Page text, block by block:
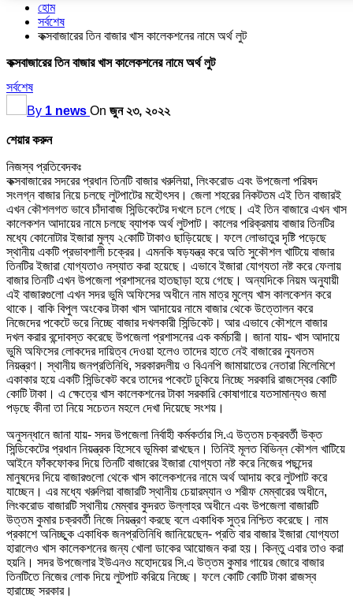
হোম
সর্বশেষ
কক্সবাজারের তিন বাজার খাস কালেকশনের নামে অর্থ লুট
কক্সবাজারের তিন বাজার খাস কালেকশনের নামে অর্থ লুট
সর্বশেষ
By 1 news On জুন ২৩, ২০২২
শেয়ার করুন
নিজস্ব প্রতিবেদকঃ
কক্সবাজারের সদরের প্রধান তিনটি বাজার খরুলিয়া, লিংকরোড এবং উপজেলা পরিষদ
সংলগ্ন বাজার নিয়ে চলছে লুটপাটের মহৌৎসব। জেলা শহরের নিকটতম এই তিন বাজারই
এখন কৌশলগত ভাবে চাঁদাবাজ সিন্ডিকেটের দখলে চলে গেছে। এই তিন বাজারে এখন খাস
কালেকশন আদায়ের নামে চলছে ব্যাপক অর্থ লুটপাট। কালের পরিক্রমায় বাজার তিনটির
মধ্যে কোনোটার ইজারা ‍মুল্য ২কোটি টাকাও ছাড়িয়েছে। ফলে লোভাতুর দৃষ্টি পড়েছে
স্থানীয় একটি প্রভাবশালী চক্রের। এমনকি ষড়যন্ত্র করে অতি সুকৌশল খাটিয়ে বাজার
তিনটির ইজারা যোগ্যতাও নস্যাত করা হয়েছে। এভাবে ইজারা যোগ্যতা নষ্ট করে ফেলায়
বাজার তিনটি এখন উপজেলা প্রশাসনের হাতছাড়া হয়ে গেছে। অন্যদিকে নিয়ম অনুযায়ী
এই বাজারগুলো এখন সদর ভুমি অফিসের অধীনে নাম মাত্র মুল্যে খাস কালকেশন করে
থাকে। বাকি বিপুল অংকের টাকা খাস আদায়ের নামে বাজার থেকে উত্তোলন করে
নিজেদের পকেটে ভরে নিচ্ছে বাজার দখলকারী সিন্ডিকেট। আর এভাবে কৌশলে বাজার
দখল করার বন্দোবস্ত করেছে উপজেলা প্রশাসনের এক কর্মচারী। জানা যায়- খাস আদায়ে
ভুমি অফিসের লোকদের দায়িত্ব দেওয়া হলেও তাদের হাতে নেই বাজারের ন্যুনতম
নিয়ন্ত্রণ। স্থানীয় জনপ্রতিনিধি, সরকারদলীয় ও বিএনপি জামায়াতের নেতারা মিলেমিশে
একাকার হয়ে একটি সিন্ডিকেট করে তাদের পকেটে ঢুকিয়ে নিচ্ছে সরকারি রাজস্বের কোটি
কোটি টাকা। এ ক্ষেত্রে খাস কালেকশনের টাকা সরকারি কোষাগারে যতসামান্যও জমা
পড়ছে কীনা তা নিয়ে সচেতন মহলে দেখা দিয়েছে সংশয়।
অনুসন্ধানে জানা যায়- সদর উপজেলা নির্বাহী কর্মকর্তার সি.এ উত্তম চক্রবর্তী উক্ত
সিন্ডিকেটের প্রধান নিয়ন্ত্রক হিসেবে ভূমিকা রাখছেন। তিনিই মূলত বিভিন্ন কৌশল খাটিয়ে
আইনে ফাঁকফোকর দিয়ে তিনটি বাজারের ইজারা যোগ্যতা নষ্ট করে নিজের পছন্দের
মানুষদের দিয়ে বাজারগুলো থেকে খাস কালেকশনের নামে অর্থ আদায় করে লুটপাট করে
যাচ্ছেন। এর মধ্যে খরুলিয়া বাজারটি স্থানীয় চেয়ারম্যান ও শরীফ মেম্বারের অধীনে,
লিংকরোড বাজারটি স্থানীয় মেম্বার কুদরত উল্লাহর অধীনে এবং উপজেলা বাজারটি
উত্তম কুমার চক্রবর্তী নিজে নিয়ন্ত্রণ করছে বলে একাধিক সুত্র নিশ্চিত করেছে। নাম
প্রকাশে অনিচ্ছুক একাধিক জনপ্রতিনিধি জানিয়েছেন- প্রতি বার বাজার ইজারা যোগ্যতা
হারালেও খাস কালেকশনের জন্য খোলা ডাকের আয়োজন করা হয়। কিন্তু এবার তাও করা
হয়নি। সদর উপজেলার ইউএনও মহোদয়ের সি.এ উত্তম কুমার গায়ের জোরে বাজার
তিনটিতে নিজের লোক দিয়ে লুটপাট করিয়ে নিচ্ছে। ফলে কোটি কোটি টাকা রাজস্ব
হারাচ্ছে সরকার।